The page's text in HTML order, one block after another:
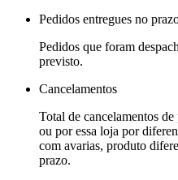
Pedidos entregues no
Pedidos que foram
previsto.
Cancelamentos
Total de cancelamentos
ou por essa loja por
com avarias, produto
prazo.